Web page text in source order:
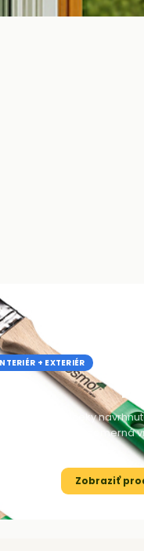
+ EXTERIÉR
pady a valčeky
Tenká rovnomerná
Zobraziť